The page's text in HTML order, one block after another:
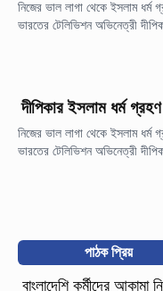
নিজের ভাল লাগা থেকে ইসলাম ধর্ম
ভারতের টেলিভিশন অভিনেত্রী
দীপিকার ইসলাম ধর্ম
নিজের ভাল লাগা থেকে ইসলাম ধর্ম
ভারতের টেলিভিশন অভিনেত্রী
পাঠক প্রিয়
বাংলাদেশি কর্মীদের